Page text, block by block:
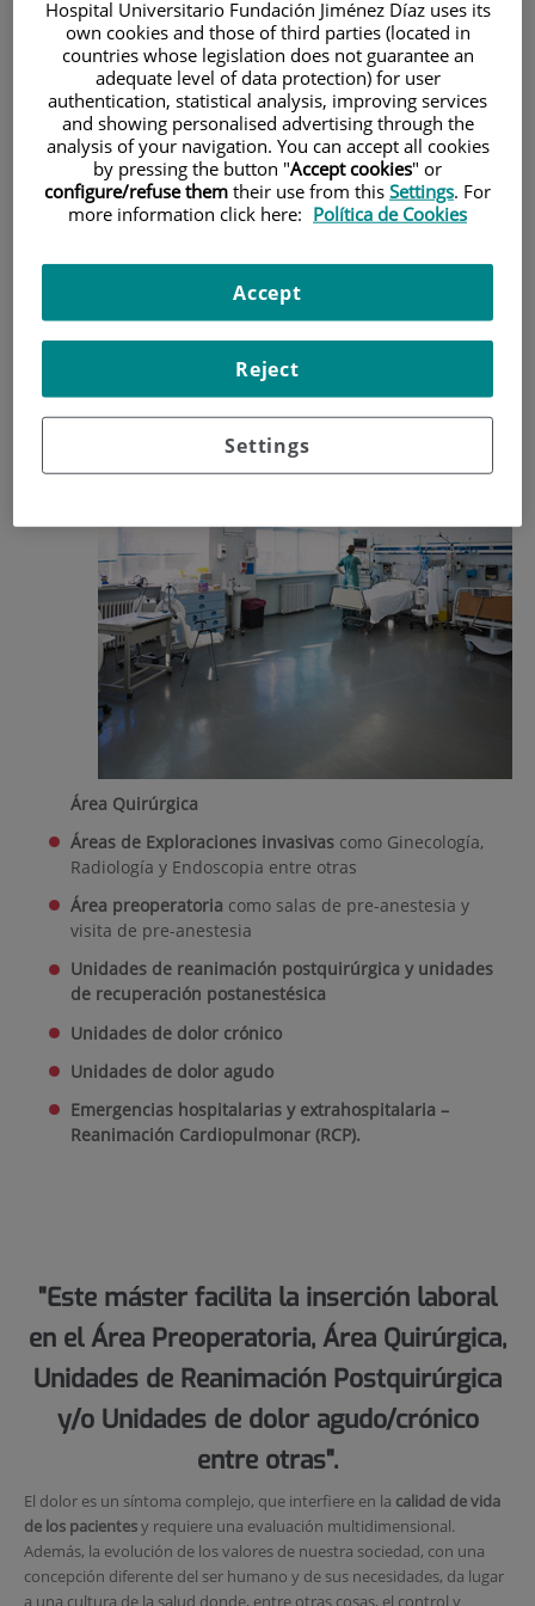
Interés académico y
profesional
Este Máster permite a losestudiantes desarrollar conocimientos y
aspectos profesionales relacionados con los cuidados en anestesia,
reanimación y control del dolor,conocimientos que inciden
directamente en laseguridad y bienestar de los pacientes,además
de mejorar lasposibilidades laboralesfacilitando la incorporación de
conocimientos que aporta este Máster:
Área Quirúrgica
Áreas de Exploracionesinvasivascomo Ginecología,
Radiología y Endoscopia entre otras
Área preoperatoria como salas de pre-anestesia y
visita de pre-anestesia
Unidades de reanimación postquirúrgica y unidades
de recuperación postanestésica
Unidades de dolor crónico
Unidades de dolor agudo
Emergencias hospitalarias y extrahospitalaria –
Reanimación Cardiopulmonar (RCP).
"Este máster facilita la inserción laboral
en el Área Preoperatoria, Área Quirúrgica,
Unidades de Reanimación Postquirúrgica
y/o Unidades de dolor agudo/crónico
entre otras".
El dolor es un síntoma complejo, que interfiere en la calidad de vida
de los pacientesy requiere una evaluación multidimensional.
Además, la evolución de los valores de nuestra sociedad, con una
concepción diferente del ser humano y de sus necesidades, da lugar
a una cultura de la salud donde, entre otras cosas, el control y
Hospital Universitario Fundación Jiménez Díaz uses its
own cookies and those of third parties (located in
countries whose legislation does not guarantee an
adequate level of data protection) for user
authentication, statistical analysis, improving services
and showing personalised advertising through the
analysis of your navigation. You can accept all cookies
by pressing the button "Accept cookies" or
configure/refuse them their use from this Settings. For
more information click here: Política de Cookies
Settings
Reject
Accept